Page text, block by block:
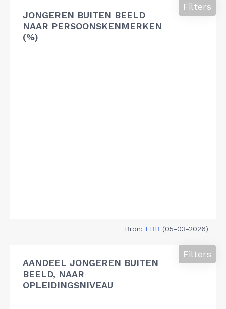
JONGEREN BUITEN BEELD
NAAR PERSOONSKENMERKEN
(%)
Filters
Bron: EBB (05-03-2026)
AANDEEL JONGEREN BUITEN
BEELD, NAAR
OPLEIDINGSNIVEAU
Filters